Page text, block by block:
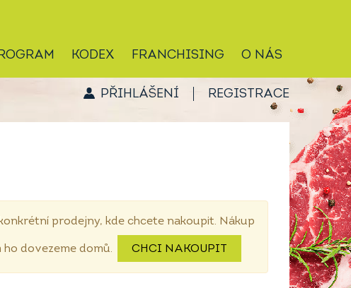
KODEX FRANCHISING O NÁS
PŘIHLÁŠENÍ REGISTRACE
prodejny, kde chcete nakoupit. Nákup
dovezeme domů. CHCI NAKOUPIT